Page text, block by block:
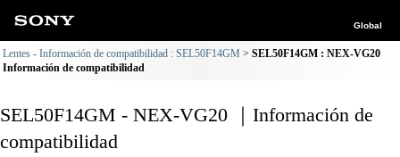
Global
Lentes - Información de compatibilidad : SEL50F14GM
SEL50F14GM : NEX-VG20
Información de compatibilidad
SEL50F14GM - NEX-VG20 ｜Información de
compatibilidad